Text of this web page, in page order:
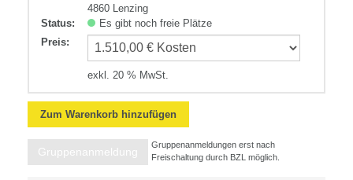
4860 Lenzing
Status:
Es gibt noch freie Plätze
Preis:
exkl. 20 % MwSt.
Zum Warenkorb hinzufügen
Gruppenanmeldung
Gruppenanmeldungen erst nach
Freischaltung durch BZL möglich.